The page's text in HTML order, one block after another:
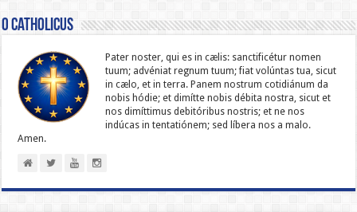
O catholicus
Pater noster, qui es in cælis: sanc­ti­ficétur nomen
tuum; advéniat regnum tuum; fiat volúntas tua, sicut
in cælo, et in terra. Panem nostrum cotidiánum da
nobis hódie; et dimítte nobis débita nostra, sicut et
nos dimíttimus debitóribus nostris; et ne nos
indúcas in ten­ta­tiónem; sed líbera nos a malo.
Amen.